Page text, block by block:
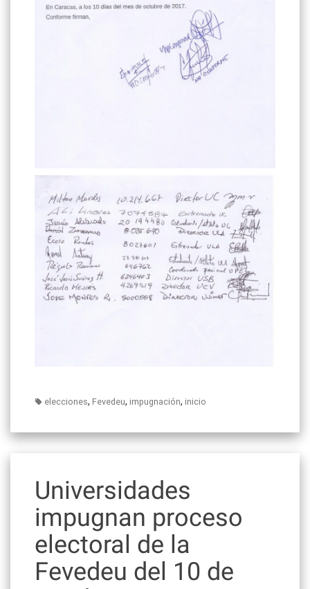
elecciones, Fevedeu, impugnación, inicio
Universidades
impugnan proceso
electoral de la
Fevedeu del 10 de